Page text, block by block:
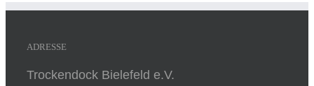
ADRESSE
Trockendock Bielefeld e.V.